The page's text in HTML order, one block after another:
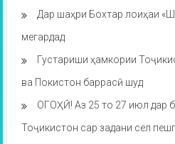
Дар шаҳри Бохтар лоиҳаи
мегардад
Густариши ҳамкории
ва Покистон баррасӣ шуд
ОГОҲӢ! Аз 25 то 27 июл дар
Тоҷикистон сар задани сел